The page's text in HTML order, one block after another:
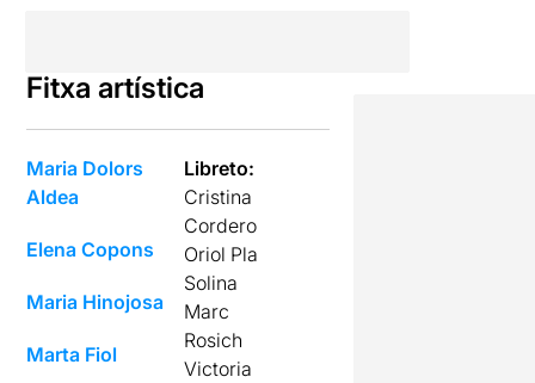
Fitxa artística
Maria Dolors
Aldea
Elena Copons
Maria Hinojosa
Marta Fiol
Libreto:
Cristina
Cordero
Oriol Pla
Solina
Marc
Rosich
Victoria